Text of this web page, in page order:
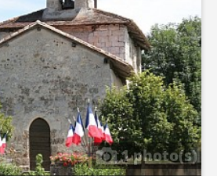
1 photo(s)